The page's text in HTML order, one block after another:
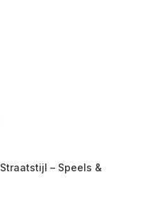
– Speels &